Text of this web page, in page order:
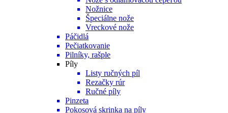
Nožnice
Špeciálne nože
Vreckové nože
Páčidlá
Pečiatkovanie
Pilníky, rašple
Píly
Listy ručných píl
Rezačky rúr
Ručné píly
Pinzeta
Pokosová skrinka na píly